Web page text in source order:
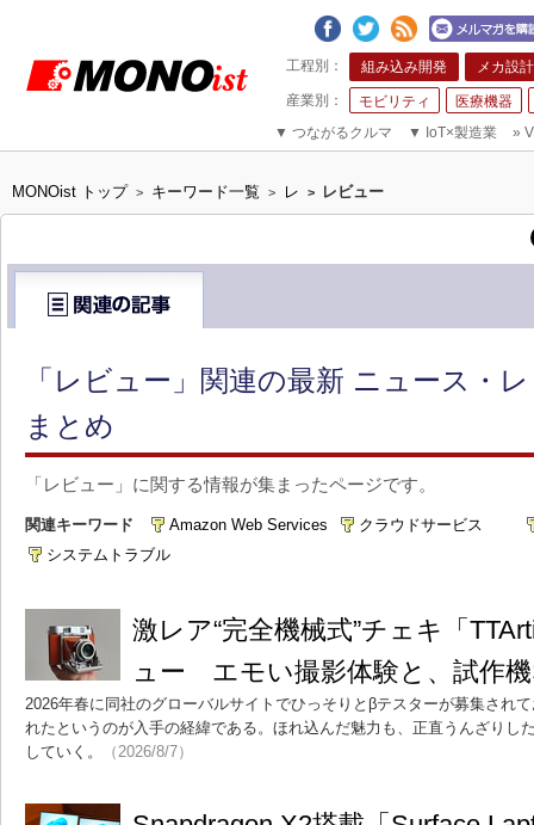
組み込み開発 メカ設計
モビリティ
医療機器
▼ つながるクルマ ▼ IoT×製造業 »
MONOist トップ > キーワード一覧 > レ > レビュー
「レビュー」関連の最新 ニュース・
まとめ
「レビュー」に関する情報が集まったページです。
関連キーワード Amazon Web Services
クラウドサービス
システムトラブル
激レア“完全機械式”チェキ「
ュー エモい撮影体験と、試作
2026年春に同社のグローバルサイトでひっそりとβテスターが募集され
れたというのが入手の経緯である。ほれ込んだ魅力も、正直うんざりし
していく。
（2026/8/7）